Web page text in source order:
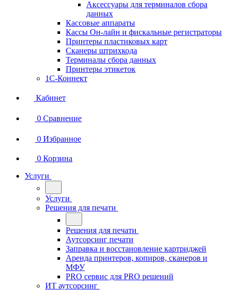
Аксессуары для терминалов сбора
данных
Кассовые аппараты
Кассы Он-лайн и фискальные регистраторы
Принтеры пластиковых карт
Сканеры штрихкода
Терминалы сбора данных
Принтеры этикеток
1С-Коннект
Кабинет
0 Сравнение
0 Избранное
0 Корзина
Услуги
Услуги
Решения для печати
Решения для печати
Аутсорсинг печати
Заправка и восстановление картриджей
Аренда принтеров, копиров, сканеров и
МФУ
PRO сервис для PRO решений
ИТ аутсорсинг